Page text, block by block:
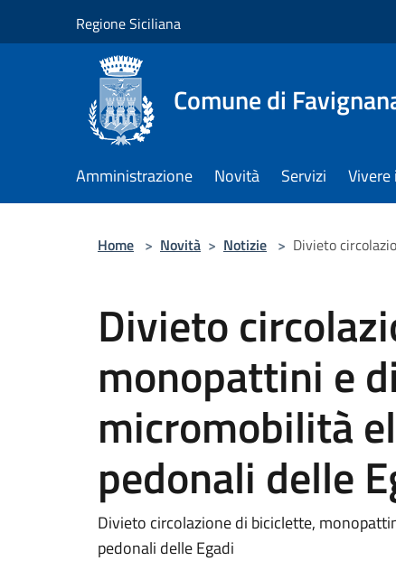
Regione Siciliana
Comune di
Amministrazione Novità Servizi Vivere
Home > Novità > Notizie > Divieto
Divieto
monopattini e
micromobilità
pedonali delle
Divieto circolazione di biciclette,
pedonali delle Egadi